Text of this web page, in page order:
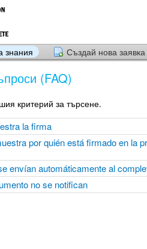
знания Създай нова заявка
(FAQ)
критерий за търсене.
la firma
por quién está firmado en la
envían automáticamente al
no se notifican